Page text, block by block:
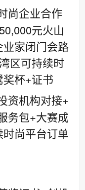
尚企业合作
元火山
家闭门会路
区可持续时
杯+证书
资机构对接+
务包+大赛成
尚平台订单